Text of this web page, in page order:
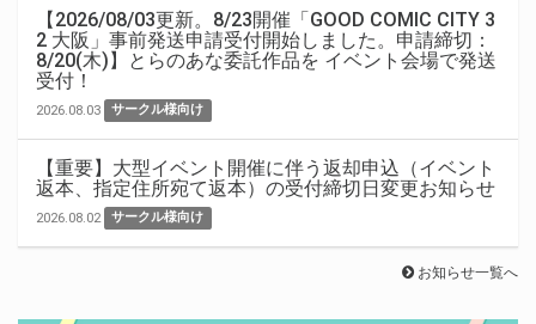
【2026/08/03更新。8/23開催「GOOD COMIC CITY 3
2 大阪」事前発送申請受付開始しました。申請締切：
8/20(木)】とらのあな委託作品を イベント会場で発送
受付！
2026.08.03 サークル様向け
【重要】大型イベント開催に伴う返却申込（イベント
返本、指定住所宛て返本）の受付締切日変更お知らせ
2026.08.02 サークル様向け
お知らせ一覧へ